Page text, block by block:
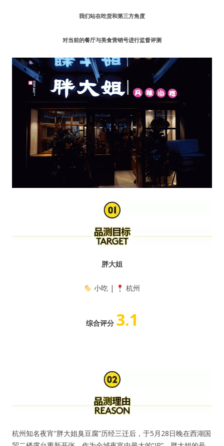
我们站在吃货和第三方角度
对当前的餐厅与美食营销号进行监督评测
胖大姐
小吃 | 杭州
综合评分 3.1
杭州知名夜宵“胖大姐臭豆腐”历经三迁后，于5月28日晚在西湖国